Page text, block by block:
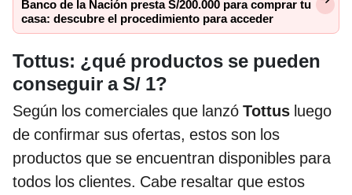
Banco de la Nación presta S/200.000 para comprar tu
casa: descubre el procedimiento para acceder
Tottus: ¿qué productos se pueden
conseguir a S/ 1?
Según los comerciales que lanzó Tottus luego
de confirmar sus ofertas, estos son los
productos que se encuentran disponibles para
todos los clientes. Cabe resaltar que estos